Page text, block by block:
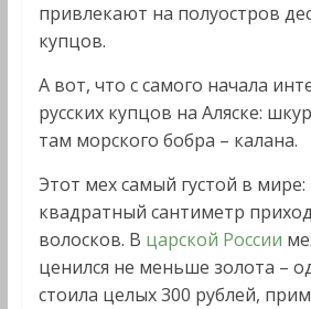
привлекают на полуостров
купцов.
А вот, что с самого начала
русских купцов на Аляске:
там морского бобра – калана.
Этот мех самый густой в
квадратный сантиметр
волосков. В царской России
ценился не меньше золота –
стоила целых 300 рублей,